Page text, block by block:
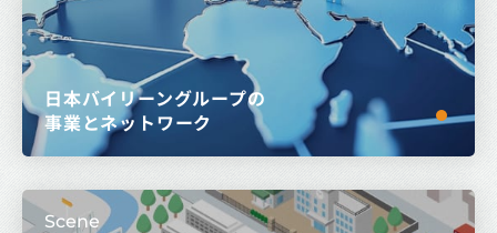
日本バイリーングループの
事業とネットワーク
Scene